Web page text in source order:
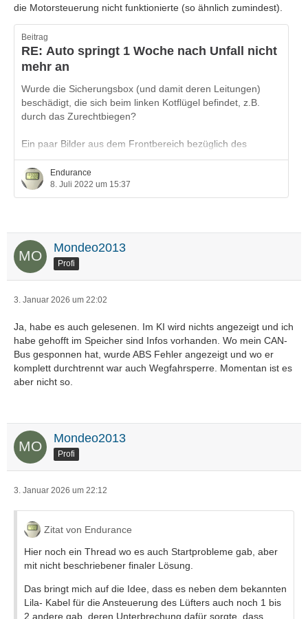
Hab hier ein Video davonyoutu.be/5RF6HI52OAE?
si=pobsiMnDX1LW-JxL
Fehler/DTCs sind alle weg....Er Orgeln,aber springt nicht
an...
Wie kann ich ihm einen Schupps geben,bzw.wonach sollte
ich jetzt gucken?
die Motorsteuerung nicht funktionierte (so ähnlich zumindest).
Beitrag
RE: Auto springt 1 Woche nach Unfall nicht
mehr an
Wurde die Sicherungsbox (und damit deren Leitungen)
beschädigt, die sich beim linken Kotflügel befindet, z.B.
durch das Zurechtbiegen?
Ein paar Bilder aus dem Frontbereich bezüglich des
Schadens wären hilfreich, um ggf. weitere Ideen zu
generieren.
Gerne auch in die Tiefe (beim Luftfilterkasten), wo der
Es ist ja ein vFL, wäre es möglich, dass der Kabestrang
durch das Zurechtbiegen was abbekommen hat?
Es gibt da v.a. 3 Leitungen, die immer wieder…
Endurance
8. Juli 2022 um 15:37
Mondeo2013
Profi
3. Januar 2026 um 22:02
Ja, habe es auch gelesenen. Im KI wird nichts angezeigt und ich
habe gehofft im Speicher sind Infos vorhanden. Wo mein CAN-
Bus gesponnen hat, wurde ABS Fehler angezeigt und wo er
komplett durchtrennt war auch Wegfahrsperre. Momentan ist es
aber nicht so.
Mondeo2013
Profi
3. Januar 2026 um 22:12
Zitat von Endurance
Hier noch ein Thread wo es auch Startprobleme gab, aber
mit nicht beschriebener finaler Lösung.
Das bringt mich auf die Idee, dass es neben dem bekannten
Lila- Kabel für die Ansteuerung des Lüfters auch noch 1 bis
2 andere gab, deren Unterbrechung dafür sorgte, dass